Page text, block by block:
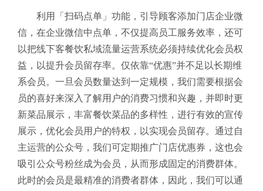
利用「扫码点单」功能，引导顾客添加门店企业微
信，在企业微信中点单，不仅提高员工服务效率，还可
以把线下客餐饮私域流量运营系统必须持续优化会员权
益，以提升会员留存率。仅依靠“优惠”并不足以长期维
系会员。一旦会员数量达到一定规模，我们需要根据会
员的喜好来深入了解用户的消费习惯和兴趣，并即时更
新菜品展示，丰富餐饮菜品的多样性，进行有效的宣传
展示，优化会员用户的特权，以实现会员留存。通过自
主运营的公众号，我们可定期推广门店优惠券，这也会
吸引公众号粉丝成为会员，从而形成固定的消费群体。
此时的会员是最精准的消费者群体，因此，我们可以通